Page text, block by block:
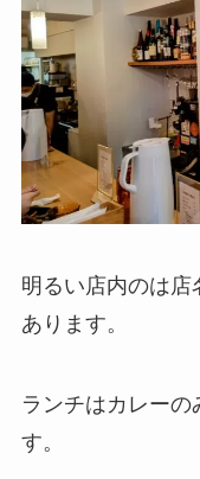
明るい店内のは店
あります。
ランチはカレーの
す。